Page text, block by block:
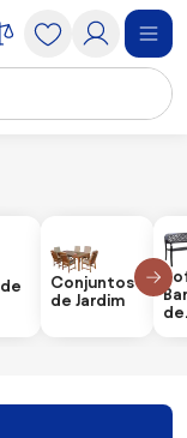
Conjuntos
de Jardim
de